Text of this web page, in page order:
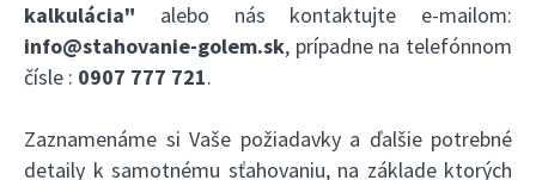
kalkulácia" alebo nás kontaktujte e-mailom:
info@stahovanie-golem.sk, prípadne na telefónnom
čísle : 0907 777 721.
Zaznamenáme si Vaše požiadavky a ďalšie potrebné
detaily k samotnému sťahovaniu, na základe ktorých